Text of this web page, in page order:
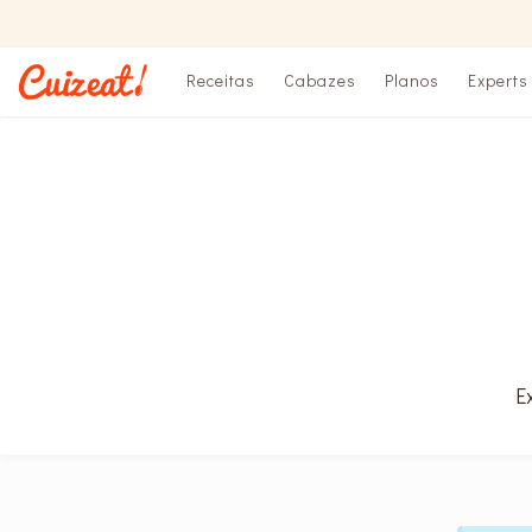
Receitas Cabazes Planos Experts